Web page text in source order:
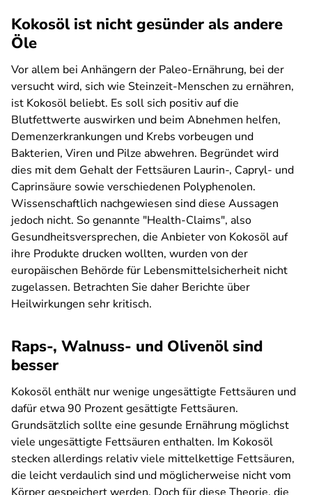
Kokosöl ist nicht gesünder als andere
Öle
Vor allem bei Anhängern der Paleo-Ernährung, bei der
versucht wird, sich wie Steinzeit-Menschen zu ernähren,
ist Kokosöl beliebt. Es soll sich positiv auf die
Blutfettwerte auswirken und beim Abnehmen helfen,
Demenzerkrankungen und Krebs vorbeugen und
Bakterien, Viren und Pilze abwehren. Begründet wird
dies mit dem Gehalt der Fettsäuren Laurin-, Capryl- und
Caprinsäure sowie verschiedenen Polyphenolen.
Wissenschaftlich nachgewiesen sind diese Aussagen
jedoch nicht. So genannte "Health-Claims", also
Gesundheitsversprechen, die Anbieter von Kokosöl auf
ihre Produkte drucken wollten, wurden von der
europäischen Behörde für Lebensmittelsicherheit nicht
zugelassen. Betrachten Sie daher Berichte über
Heilwirkungen sehr kritisch.
Raps-, Walnuss- und Olivenöl sind
besser
Kokosöl enthält nur wenige ungesättigte Fettsäuren und
dafür etwa 90 Prozent gesättigte Fettsäuren.
Grundsätzlich sollte eine gesunde Ernährung möglichst
viele ungesättigte Fettsäuren enthalten. Im Kokosöl
stecken allerdings relativ viele mittelkettige Fettsäuren,
die leicht verdaulich sind und möglicherweise nicht vom